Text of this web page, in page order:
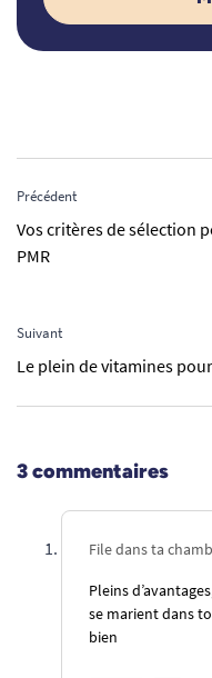
Précédent
Vos critères de sélection
PMR
Suivant
Le plein de vitamines
3 commentaires
File dans ta
Pleins
se marient dans
bien